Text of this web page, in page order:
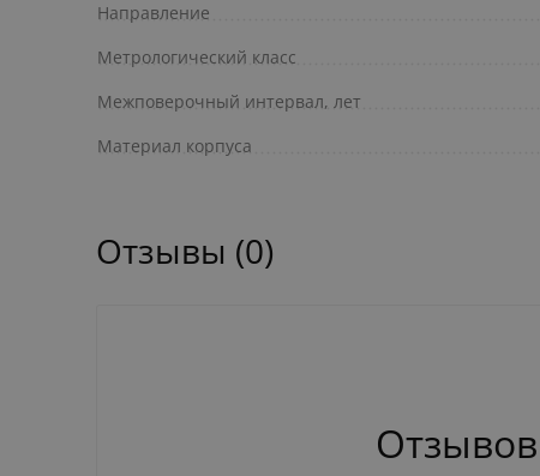
Направление
Метрологический класс
Межповерочный интервал, лет
Материал корпуса
Отзывы (0)